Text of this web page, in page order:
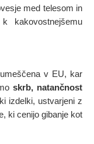
med telesom in
kakovostnejšemu
v EU, kar
skrb, natančnost
izdelki, ustvarjeni z
ki cenijo gibanje kot